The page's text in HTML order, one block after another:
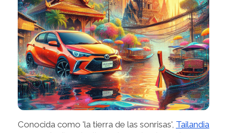
Conocida como 'la tierra de las sonrisas', Tailandia